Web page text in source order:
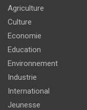
Agriculture
Culture
Economie
Education
Environnement
Industrie
International
Jeunesse